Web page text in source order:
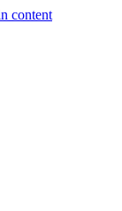
content